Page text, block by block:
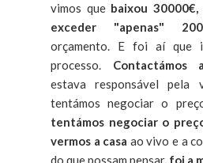
vimos que baixou
exceder "apenas"
orçamento. E foi aí que
processo. Contactámos
estava responsável pela
tentámos negociar o
tentámos negociar o
vermos a casa ao vivo e a
do que possam pensar, foi a